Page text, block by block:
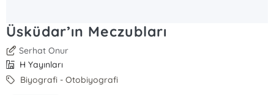
Üsküdar’ın Meczubları
Serhat Onur
H Yayınları
Biyografi - Otobiyografi